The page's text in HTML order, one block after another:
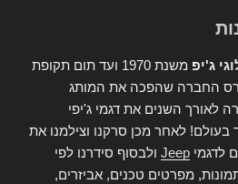
ג'יפ
משנת 1970 ועד תום תקופת
החברה שהפכה את המותג
לאורך השנים את דגמי ג'יפי
לאחר מכן סרקנו וצילמנו את
לדגמי Jeep ולבסוף סידרנו לפי
מפרטים טכנים, אביזרים,